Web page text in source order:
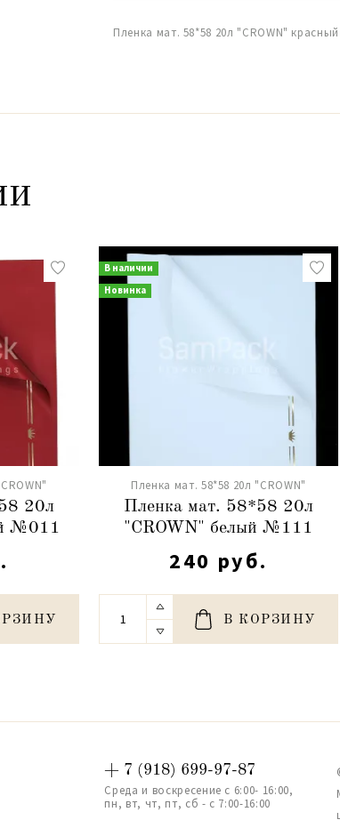
Пленка мат. 58*58 20л "CROWN"
20л
№011
В наличии
Новинка
Пленка мат. 58*58 20л "CROWN"
Пленка мат. 58*58 20л
"CROWN" белый №111
240 руб.
В КОРЗИНУ
+ 7 (918) 699-97-87
Среда и воскресение с 6:00- 16:00,
пн, вт, чт, пт, сб - с 7:00-16:00